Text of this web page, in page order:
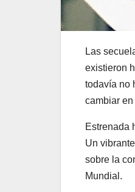
Las
existieron
todavía no
cambiar
Estrenada
Un
sobre la
Mundial.